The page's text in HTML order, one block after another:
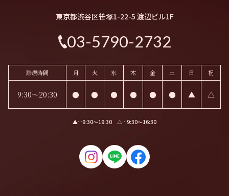
東京都渋谷区笹塚1-22-5 渡辺ビル1F
03-5790-2732
診療時間 月 火 水 木 金 土 日 祝
9:30～20:30 ● ● ● ● ● ● ▲ △
▲…9:30〜19:30 △…9:30〜16:30